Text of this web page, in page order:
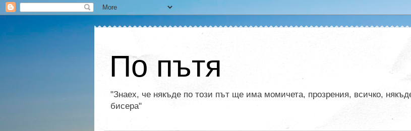
По пътя
"Знаех, че някъде по този път ще има момичета, прозрения, всичко,
бисера"